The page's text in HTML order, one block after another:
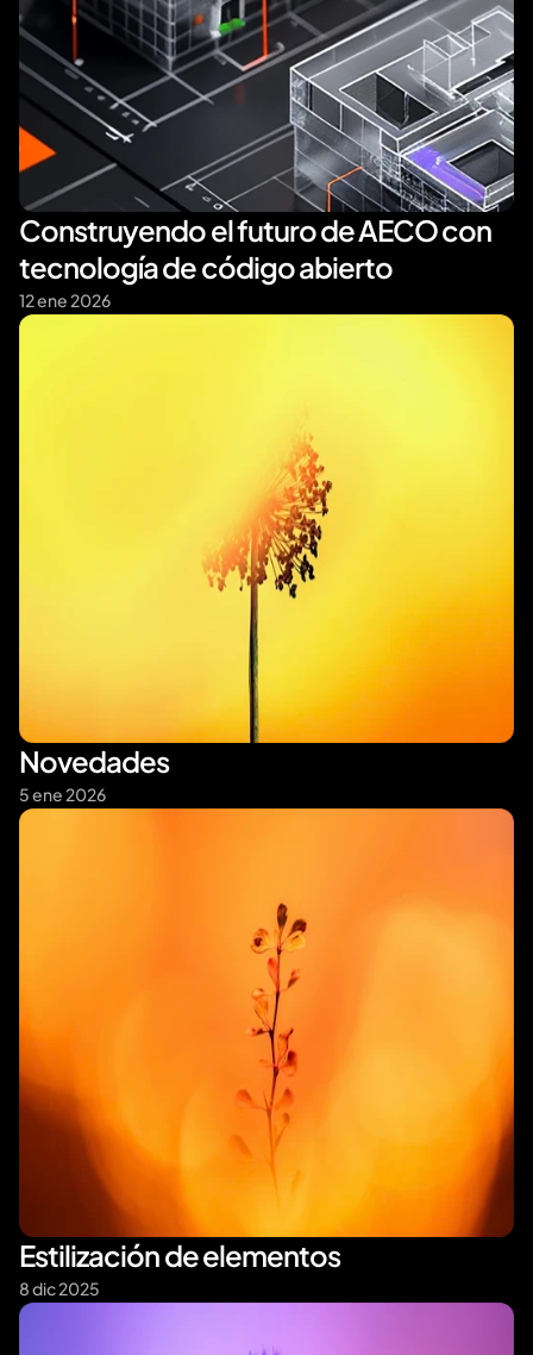
Construyendo el futuro de AECO con
tecnología de código abierto
12 ene 2026
Novedades
5 ene 2026
Estilización de elementos
8 dic 2025